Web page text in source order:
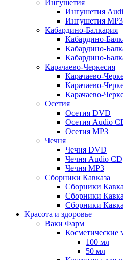
Ингушетия
Ингушетия
Ингушетия MP3
Кабардино-Балкария
Кабардино-
Кабардино-
Кабардино-
Карачаево-Черкесия
Карачаево-
Карачаево-
Карачаево-
Осетия
Осетия DVD
Осетия Audio
Осетия MP3
Чечня
Чечня DVD
Чечня Audio CD
Чечня MP3
Сборники Кавказа
Сборники
Сборники
Сборники
Красота и здоровье
Ваки Фарм
Косметические
100 мл
50 мл